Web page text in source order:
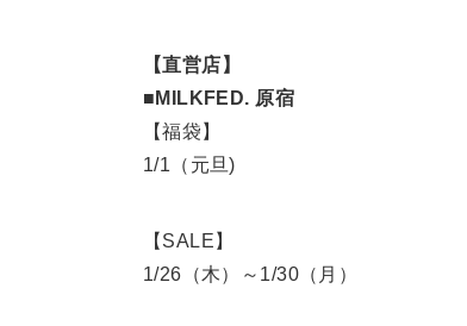
【直営店】
■MILKFED. 原宿
【福袋】
1/1（元旦)
【SALE】
1/26（木）～1/30（月）